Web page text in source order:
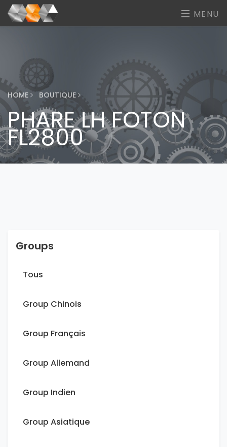
MENU
HOME BOUTIQUE
PHARE LH FOTON
FL2800
Groups
Tous
Group Chinois
Group Français
Group Allemand
Group Indien
Group Asiatique